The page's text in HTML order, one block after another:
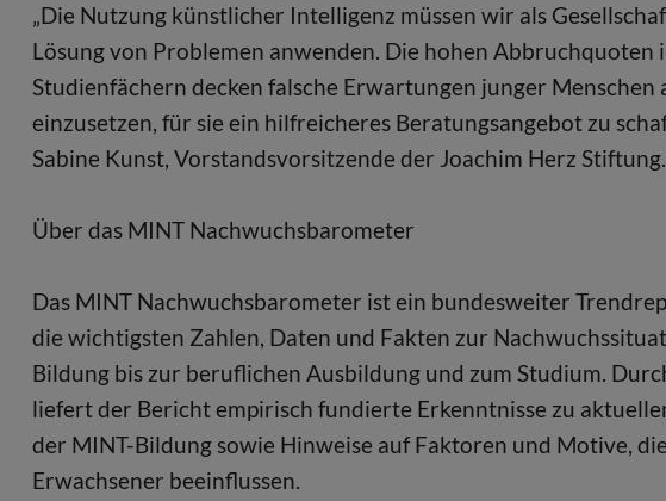
„Die Nutzung künstlicher Intelligenz müssen wir als
Lösung von Problemen anwenden. Die hohen
Studienfächern decken falsche Erwartungen junger Menschen
einzusetzen, für sie ein hilfreicheres Beratungsangebot zu
Sabine Kunst, Vorstandsvorsitzende der Joachim Herz Stiftung.
Über das MINT Nachwuchsbarometer
Das MINT Nachwuchsbarometer ist ein bundesweiter
die wichtigsten Zahlen, Daten und Fakten zur
Bildung bis zur beruflichen Ausbildung und zum Studium.
liefert der Bericht empirisch fundierte Erkenntnisse zu
der MINT-Bildung sowie Hinweise auf Faktoren und Motive,
Erwachsener beeinflussen.